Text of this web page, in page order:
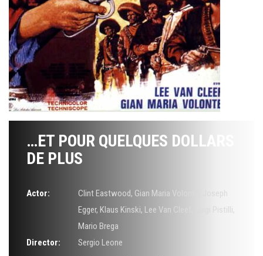
…ET POUR QUELQUES DOLLARS
DE PLUS
Actor: Clint Eastwood, Gian Maria Volonté
Joseph
Egger, Klaus Kinski, Lee Van Cleef Luigi Pistilli,
Mario Brega
Director:
Sergio Leone